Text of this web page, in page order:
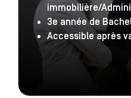
immobilière/
3e année de
Accessible après